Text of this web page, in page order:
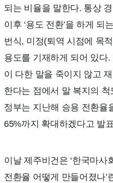
되는 비율을 말한다. 통상
이후 ‘용도 전환’을 하게 되
번식, 미정(퇴역 시점에 목
용도를 기재하게 되어 있다
이 다한 말을 죽이지 않고
한다는 점에서 말 복지의 척
정부는 지난해 승용 전환율
65%까지 확대하겠다고 발
이날 제주비건은 ‘한국마사
전환율 어떻게 만들어졌나